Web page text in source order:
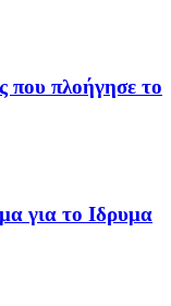
που πλοήγησε το
για το Ιδρυμα